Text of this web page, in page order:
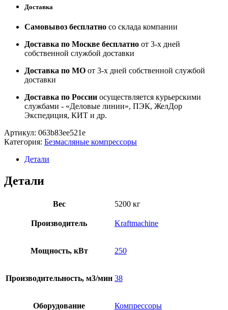
Доставка
Самовывоз бесплатно со склада компании
Доставка по Москве бесплатно от 3-х дней
собственной службой доставки
Доставка по МО от 3-х дней собственной службой
доставки
Доставка по России осуществляется курьерскими
службами - «Деловые линии», ПЭК, ЖелДор
Экспедиция, КИТ и др.
Артикул: 063b83ee521e
Категория: Безмасляные компрессоры
Детали
Детали
Вес 5200 кг
Производитель Kraftmachine
Мощность, кВт 250
Производительность, м3/мин 38
Оборудование Компрессоры